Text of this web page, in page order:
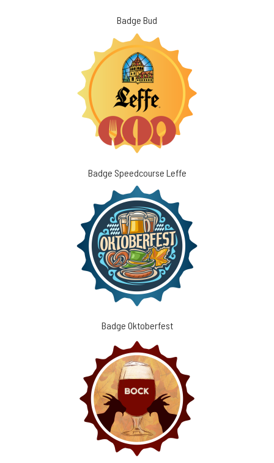
Badge Bud
Badge Speedcourse Leffe
Badge Oktoberfest